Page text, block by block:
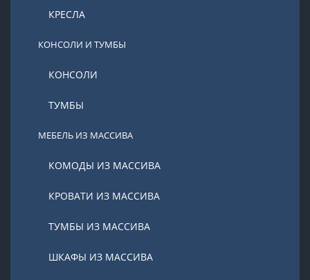
КРЕСЛА
КОНСОЛИ И ТУМБЫ
КОНСОЛИ
ТУМБЫ
МЕБЕЛЬ ИЗ МАССИВА
КОМОДЫ ИЗ МАССИВА
КРОВАТИ ИЗ МАССИВА
ТУМБЫ ИЗ МАССИВА
ШКАФЫ ИЗ МАССИВА